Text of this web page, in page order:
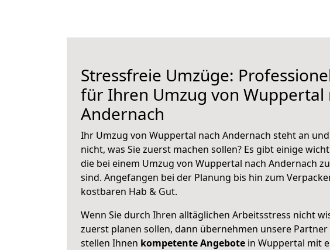
Stressfreie Umzüge:
für Ihren Umzug von Wuppertal
Andernach
Ihr Umzug von Wuppertal nach Andernach steht an und
nicht, was Sie zuerst machen sollen? Es gibt einige
die bei einem Umzug von Wuppertal nach Andernach
sind. Angefangen bei der Planung bis hin zum
kostbaren Hab & Gut.
Wenn Sie durch Ihren alltäglichen Arbeitsstress nicht
zuerst planen sollen, dann übernehmen unsere Partner
stellen Ihnen kompetente Angebote in Wuppertal mit